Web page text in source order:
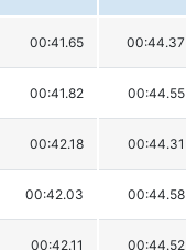
00:41.65 00:44.37
00:41.82 00:44.55
00:42.18 00:44.31
00:42.03 00:44.58
00:42.11 00:44.52